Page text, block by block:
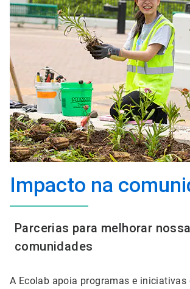
Impacto na
Parcerias para melhorar
comunidades
A Ecolab apoia programas e iniciativas